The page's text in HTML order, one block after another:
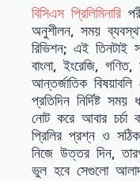
বিসিএস প্রিলিমিনারি
অনুশীলন, সময়
রিভিশন; এই তিনটাই
বাংলা, ইংরেজি, গণিত,
আন্তর্জাতিক
প্রতিদিন নির্দিষ্ট
নোট করে আবার চর্চা
প্রিলির প্রশ্ন ও
নিজে উত্তর দিন,
ভুল হবে সেগুলো